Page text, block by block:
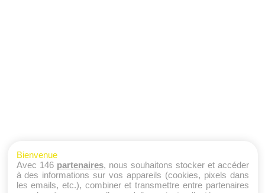
Bienvenue
Avec 146 partenaires, nous souhaitons stocker et accéder
à des informations sur vos appareils (cookies, pixels dans
les emails, etc.), combiner et transmettre entre partenaires